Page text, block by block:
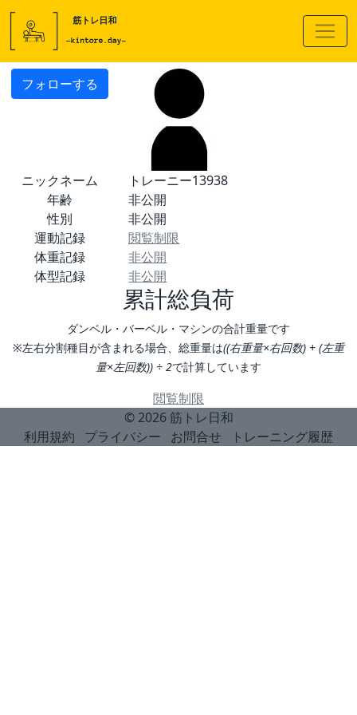
フォローする
ニックネーム
トレーニー13938
年齢
非公開
性別
非公開
運動記録
閲覧制限
体重記録
非公開
体型記録
非公開
累計総負荷
ダンベル・バーベル・マシンの合計重量です
※左右分割種目が含まれる場合、総重量は((右重量×右回数) + (左重
量×左回数)) ÷ 2で計算しています
閲覧制限
© 2026 筋トレ日和
利用規約
プライバシー お問合せ トレーニング履歴